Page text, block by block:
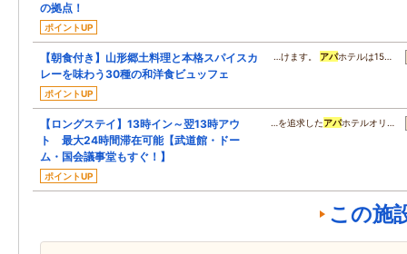
の拠点！
ポイントUP
【朝食付き】山形郷土料理と本格スパイスカ
レーを味わう30種の和洋食ビュッフェ
ポイントUP
…けます。 アパホテルは15…
【ロングステイ】13時イン～翌13時アウ
ト 最大24時間滞在可能【武道館・ドー
ム・国会議事堂もすぐ！】
ポイントUP
…を追求したアパホテルオリ…
この施